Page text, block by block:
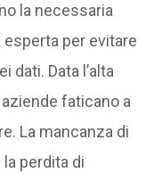
la necessaria
per evitare
dati. Data l’alta
faticano a
La mancanza di
perdita di